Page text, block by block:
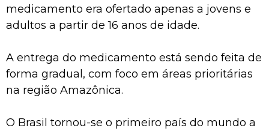
medicamento era ofertado apenas a jovens e
adultos a partir de 16 anos de idade.
A entrega do medicamento está sendo feita de
forma gradual, com foco em áreas prioritárias
na região Amazônica.
O Brasil tornou-se o primeiro país do mundo a